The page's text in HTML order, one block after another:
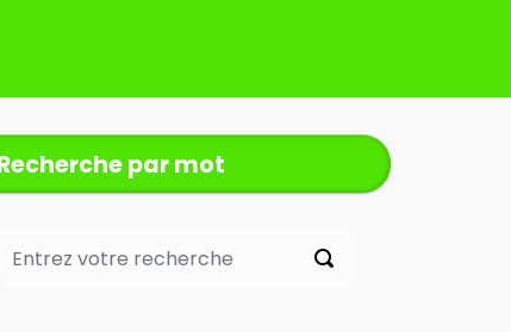
par mot